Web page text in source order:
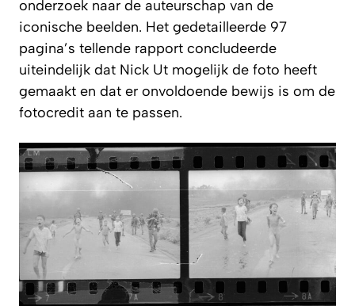
onderzoek naar de auteurschap van de
iconische beelden. Het gedetailleerde 97
pagina’s tellende rapport concludeerde
uiteindelijk dat Nick Ut mogelijk de foto heeft
gemaakt en dat er onvoldoende bewijs is om de
fotocredit aan te passen.